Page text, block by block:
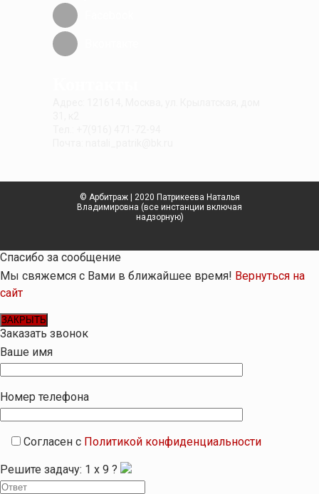
© Арбитраж | 2020 Патрикеева Наталья
Владимировна (все инстанции включая
надзорную)
Спасибо за сообщение
Мы свяжемся с Вами в ближайшее время! Вернуться на
сайт
ЗАКРЫТЬ
Заказать звонок
Ваше имя
Номер телефона
Согласен с Политикой конфиденциальности
Решите задачу: 1 x 9 ?